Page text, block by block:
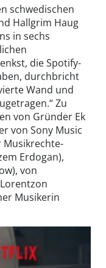
schwedischen
Hallgrim Haug
in sechs
die Spotify-
durchbricht
Wand und
Zu
von Gründer Ek
von Sony Music
Musikrechte-
Erdogan),
von
Musikerin